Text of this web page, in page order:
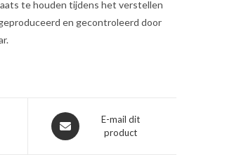
te houden tijdens het verstellen
en gecontroleerd door
Opent
in
E-mail dit
product